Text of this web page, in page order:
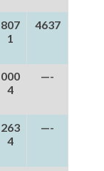
807
1
4637
000
4
—-
263
4
—-